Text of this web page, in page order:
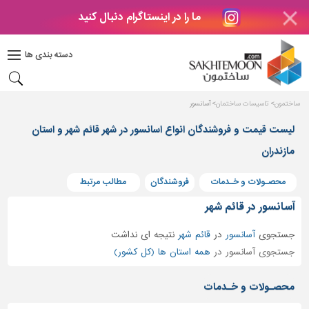
ما را در اینستاگرام دنبال کنید
دسته بندی ها
دکوراسیون
بتن
های
بتنی
درب
پنجره
مصالح
پله،
نرده
حفاظ
ساختمون تاسیسات ساختمان آسانسور
لیست قیمت و فروشندگان انواع اسانسور در شهر قائم شهر و استان
مازندران
محصـولات و خـدمات فروشندگان مطالب مرتبط
آسانسور در قائم شهر
جستجویآسانسور درقائم شهر نتیجه ای نداشت
جستجوی آسانسور در همه استان ها (کل کشور)
محصـولات و خـدمات